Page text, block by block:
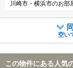
川崎市・横浜市のお部
空い
この物件にある人気